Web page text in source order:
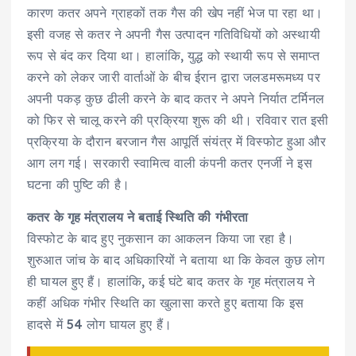
कारण कतर अपने ग्राहकों तक गैस की खेप नहीं भेज पा रहा था।
इसी वजह से कतर ने अपनी गैस उत्पादन गतिविधियों को अस्थायी
रूप से बंद कर दिया था। हालांकि, युद्ध को स्थायी रूप से समाप्त
करने को लेकर जारी वार्ताओं के बीच ईरान द्वारा जलडमरूमध्य पर
अपनी पकड़ कुछ ढीली करने के बाद कतर ने अपने निर्यात टर्मिनल
को फिर से चालू करने की प्रक्रिया शुरू की थी। रविवार रात इसी
प्रक्रिया के दौरान बरजान गैस आपूर्ति संयंत्र में विस्फोट हुआ और
आग लग गई। सरकारी स्वामित्व वाली कंपनी कतर एनर्जी ने इस
घटना की पुष्टि की है।
कतर के गृह मंत्रालय ने बताई स्थिति की गंभीरता
विस्फोट के बाद हुए नुकसान का आकलन किया जा रहा है।
शुरुआत जांच के बाद अधिकारियों ने बताया था कि केवल कुछ लोग
ही घायल हुए हैं। हालांकि, कई घंटे बाद कतर के गृह मंत्रालय ने
कहीं अधिक गंभीर स्थिति का खुलासा करते हुए बताया कि इस
हादसे में 54 लोग घायल हुए हैं।